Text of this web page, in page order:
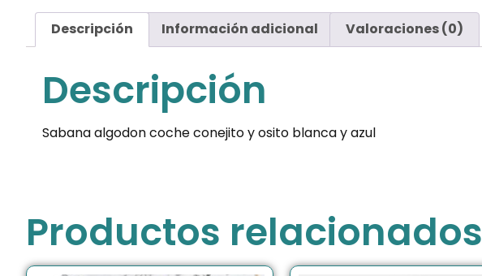
Descripción Información adicional Valoraciones (0)
Descripción
Sabana algodon coche conejito y osito blanca y azul
Productos relacionados